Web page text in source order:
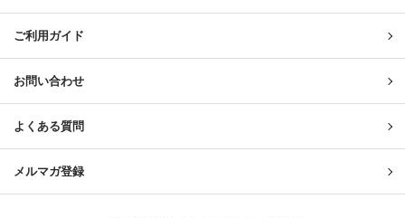
ご利用ガイド
お問い合わせ
よくある質問
メルマガ登録